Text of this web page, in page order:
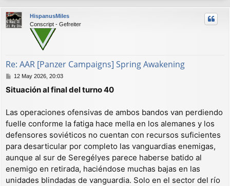
r
HispanusMiles
Conscript - Gefreiter
Re: AAR [Panzer Campaigns] Spring Awakening
M
n
j
e
12 May 2026, 20:03
Situación al final del turno 40
Las operaciones ofensivas de ambos bandos van perdiendo
fuelle conforme la fatiga hace mella en los alemanes y los
defensores soviéticos no cuentan con recursos suficientes
para desarticular por completo las vanguardias enemigas,
aunque al sur de Seregélyes parece haberse batido al
enemigo en retirada, haciéndose muchas bajas en las
unidades blindadas de vanguardia. Solo en el sector del río